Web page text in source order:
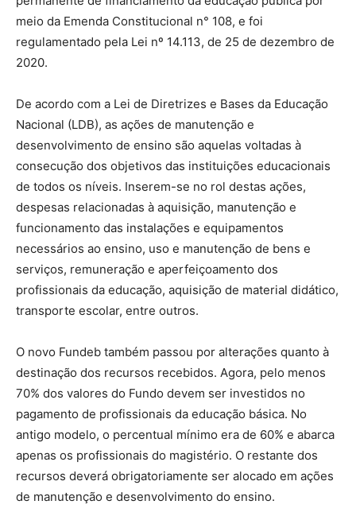
meio da Emenda Constitucional n° 108, e foi
regulamentado pela Lei nº 14.113, de 25 de dezembro de
2020.
De acordo com a Lei de Diretrizes e Bases da Educação
Nacional (LDB), as ações de manutenção e
desenvolvimento de ensino são aquelas voltadas à
consecução dos objetivos das instituições educacionais
de todos os níveis. Inserem-se no rol destas ações,
despesas relacionadas à aquisição, manutenção e
funcionamento das instalações e equipamentos
necessários ao ensino, uso e manutenção de bens e
serviços, remuneração e aperfeiçoamento dos
profissionais da educação, aquisição de material didático,
transporte escolar, entre outros.
O novo Fundeb também passou por alterações quanto à
destinação dos recursos recebidos. Agora, pelo menos
70% dos valores do Fundo devem ser investidos no
pagamento de profissionais da educação básica. No
antigo modelo, o percentual mínimo era de 60% e abarca
apenas os profissionais do magistério. O restante dos
recursos deverá obrigatoriamente ser alocado em ações
de manutenção e desenvolvimento do ensino.